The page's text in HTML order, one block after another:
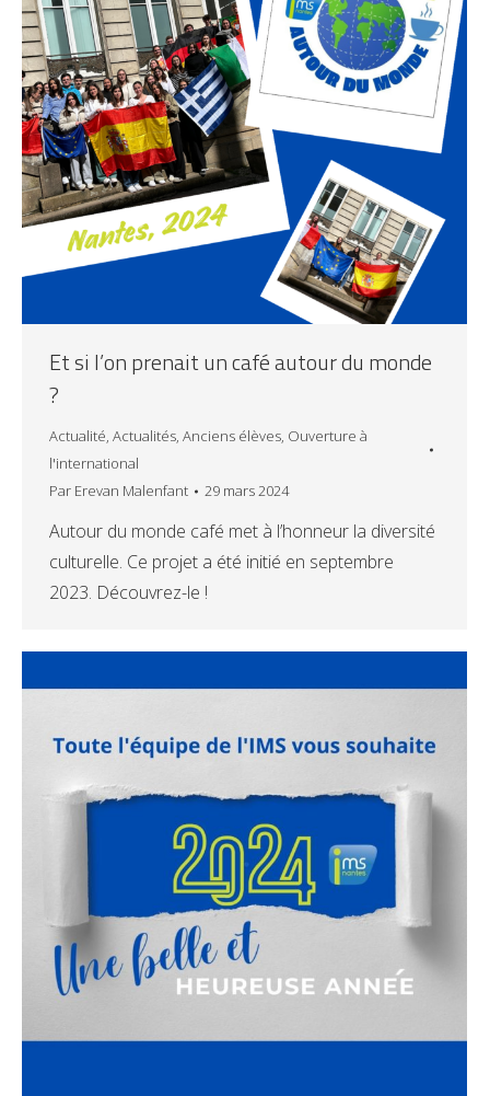
Et si l’on prenait un café autour du monde
?
Actualité, Actualités, Anciens élèves, Ouverture à
l'international
Par Erevan Malenfant 29 mars 2024
Autour du monde café met à l’honneur la diversité
culturelle. Ce projet a été initié en septembre
2023. Découvrez-le !